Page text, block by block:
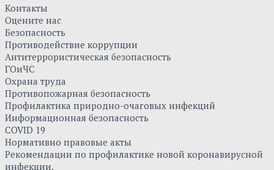
Контакты
Оцените нас
Безопасность
Противодействие коррупции
Антитеррористическая безопасность
ГОиЧС
Охрана труда
Противопожарная безопасность
Профилактика природно-очаговых инфекций
Информационная безопасность
COVID 19
Нормативно правовые акты
Рекомендации по профилактике новой коронавирусной
инфекции.